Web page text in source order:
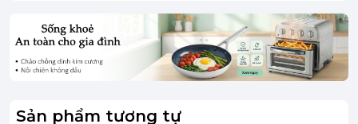
Hoạt động hiệu quả ở nhiệt độ thấp
Không cần đến nước quá nóng, GlanzMeister
Platinum vẫn phát huy tối đa công dụng ngay cả ở
Sản phẩm tương tự